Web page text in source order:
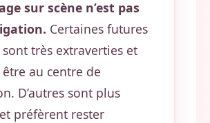
sur scène n’est pas
Certaines futures
très extraverties et
au centre de
D’autres sont plus
préfèrent rester